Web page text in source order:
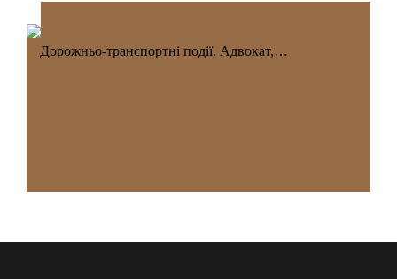
Дорожньо-транспортні події. Адвокат,…